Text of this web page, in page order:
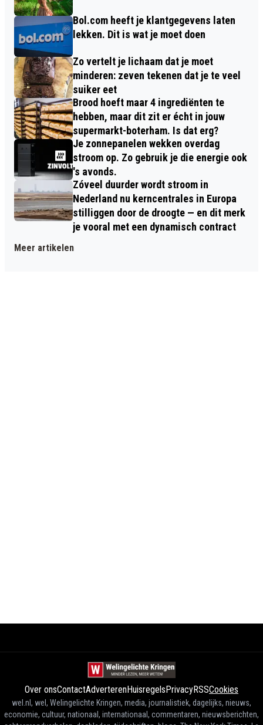
Bol.com heeft je klantgegevens laten
lekken. Dit is wat je moet doen
Zo vertelt je lichaam dat je moet
minderen: zeven tekenen dat je te veel
suiker eet
Brood hoeft maar 4 ingrediënten te
hebben, maar dit zit er écht in jouw
supermarkt-boterham. Is dat erg?
Je zonnepanelen wekken overdag
stroom op. Zo gebruik je die energie ook
's avonds.
Zóveel duurder wordt stroom in
Nederland nu kerncentrales in Europa
stilliggen door de droogte — en dit merk
je vooral met een dynamisch contract
Meer artikelen
Over onsContactAdverterenHuisregelsPrivacyRSSCookies
wel.nl, wel, Welingelichte Kringen, media, journalistiek, dagelijks, nieuws,
economie, cultuur, nationaal, internationaal, commentaren, nieuwsberichten,